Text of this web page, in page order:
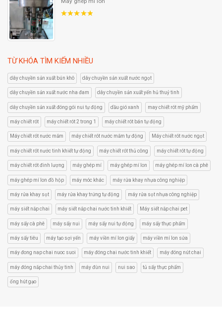
TỪ KHÓA TÌM KIẾM NHIỀU
dây chuyền sản xuất bún khô dây chuyền sản xuất nước ngọt
dây chuyền sản xuất nước nha đam dây chuyền sản xuất yến hủ thuỷ tinh
dây chuyền sản xuất đóng gói nui tự động dầu gió xanh may chiết rót mỹ phẩm
máy chiết rót máy chiết rót 2 trong 1 máy chiết rót bán tự động
Máy chiết rót nước mắm máy chiết rót nước mắm tự động Máy chiết rót nước ngọt
máy chiết rót nước tinh khiết tự động máy chiết rót thủ công máy chiết rót tự động
máy chiết rót đinh lượng máy ghép mí máy ghép mí lon máy ghép mí lon cà phê
máy ghép mí lon đồ hộp máy móc khác máy rửa khay nhựa công nghiệp
máy rửa khay sọt máy rửa khay trứng tự động máy rửa sọt nhựa công nghiệp
máy siết nắp chai máy siết nắp chai nước tinh khiết Máy siết nắp chai pet
máy sấy cà phê máy sấy nui máy sấy nui tự động máy sấy thực phẩm
máy sấy tiêu máy tạo sợi yến máy viền mí lon giấy máy viền mí lon sửa
máy đong nap chai nuoc suoi máy đóng chai nước tinh khiết máy đóng nút chai
máy đóng nắp chai thủy tinh máy đùn nui nui sao tủ sấy thực phẩm
ống hút gạo